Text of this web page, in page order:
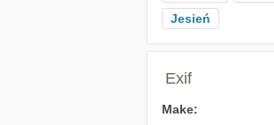
Jesień
Exif
Make: